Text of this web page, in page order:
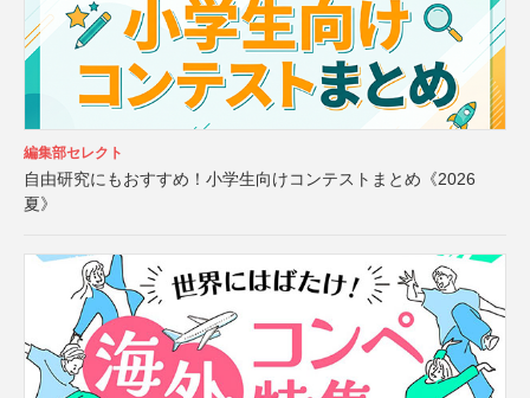
編集部セレクト
自由研究にもおすすめ！小学生向けコンテストまとめ《2026
夏》